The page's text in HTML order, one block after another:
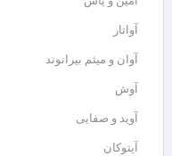
آواتار
آوان و میثم بیرانوند
آوش
آوید و صفایی
آیتوکان